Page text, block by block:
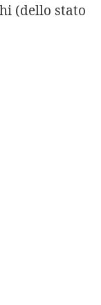
(dello stato